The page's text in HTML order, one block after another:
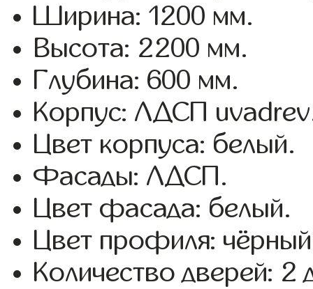
Ширина: 1200 мм.
Высота: 2200 мм.
Глубина: 600 мм.
Корпус: ЛДСП
Цвет корпуса: белый.
Фасады: ЛДСП.
Цвет фасада: белый.
Цвет профиля:
Количество дверей: 2